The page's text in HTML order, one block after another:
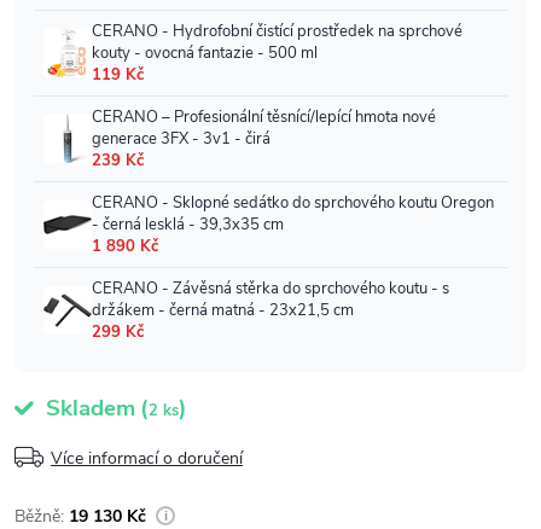
Skladem (2 ks)
Více informací o doručení
19 130 Kč